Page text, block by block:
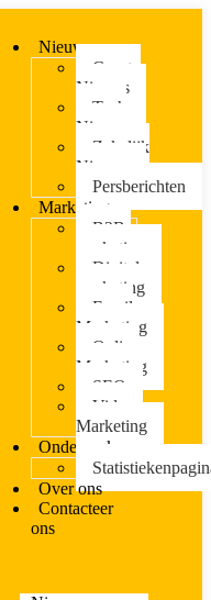
Nieuws
Crypto
Nieuws
Tech
Nieuws
Zakelijk
Nieuws
Persberichten
Marketing
B2B-
marketing
Digitale
marketing
Email
Marketing
Online
Marketing
SEO
Video
Marketing
Onderzoek
Over ons
Contacteer
ons